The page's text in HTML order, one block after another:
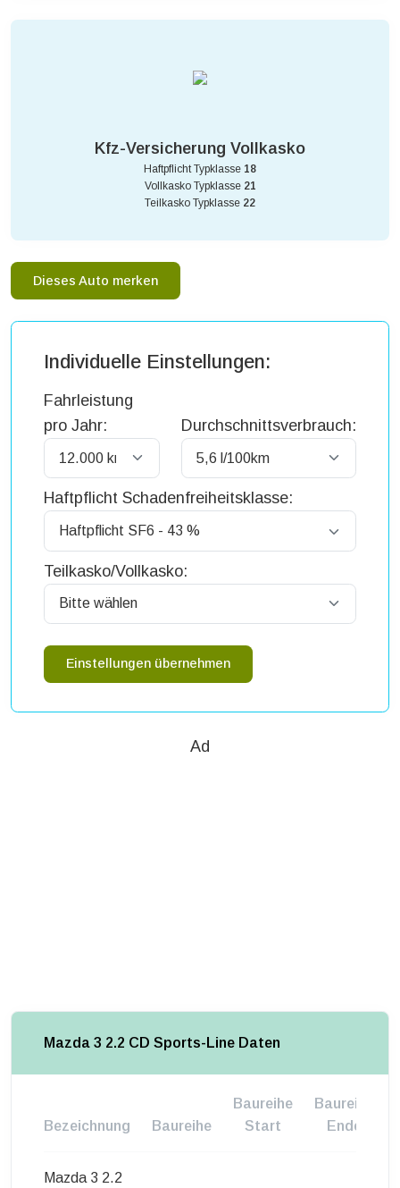
Kfz-Versicherung Vollkasko
Haftpflicht Typklasse 18
Vollkasko Typklasse 21
Teilkasko Typklasse 22
Dieses Auto merken
Individuelle Einstellungen:
Fahrleistung
pro Jahr:
Durchschnittsverbrauch:
Haftpflicht Schadenfreiheitsklasse:
Teilkasko/Vollkasko:
Einstellungen übernehmen
Ad
Mazda 3 2.2 CD Sports-Line Daten
Bezeichnung Baureihe
Baureihe
Start
Baureihe
Ende
Mazda 3 2.2